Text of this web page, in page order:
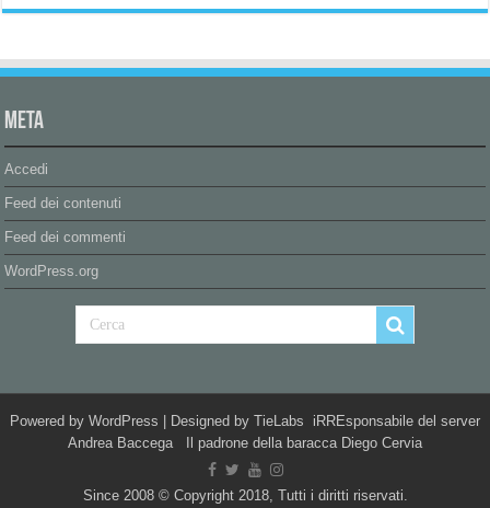
Meta
Accedi
Feed dei contenuti
Feed dei commenti
WordPress.org
Powered by WordPress | Designed by TieLabs iRREsponsabile del server
Andrea Baccega Il padrone della baracca Diego Cervia
Since 2008 © Copyright 2018, Tutti i diritti riservati.